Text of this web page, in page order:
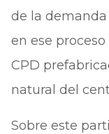
de la demanda
en ese
CPD
natural del
Sobre este